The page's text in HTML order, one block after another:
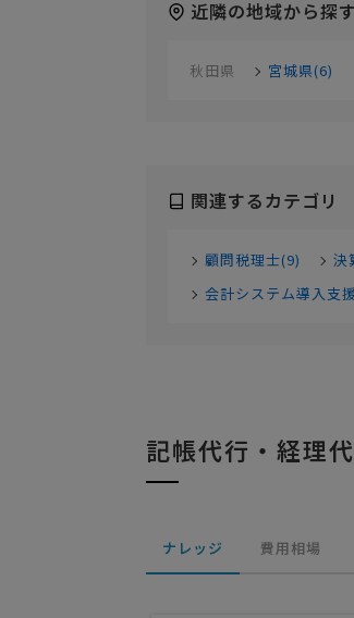
近隣の地域から探す
秋田県 宮城県(6)
関連するカテゴリ
顧問税理士(9) 決
会計システム導入支
記帳代行・経理
ナレッジ 費用相場